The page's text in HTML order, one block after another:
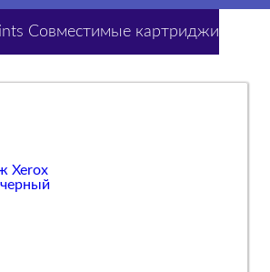
Совместимые картриджи